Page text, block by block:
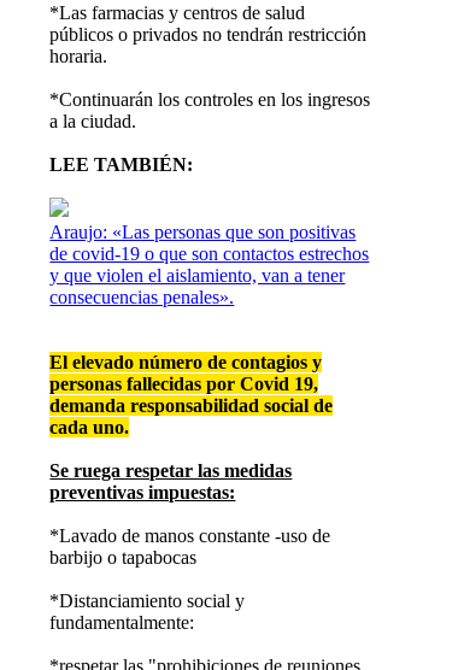
*Las farmacias y centros de salud
públicos o privados no tendrán restricción
horaria.
*Continuarán los controles en los ingresos
a la ciudad.
LEE TAMBIÉN:
Araujo: «Las personas que son positivas
de covid-19 o que son contactos estrechos
y que violen el aislamiento, van a tener
consecuencias penales».
El elevado número de contagios y
personas fallecidas por Covid 19,
demanda responsabilidad social de
cada uno.
Se ruega respetar las medidas
preventivas impuestas:
*Lavado de manos constante -uso de
barbijo o tapabocas
*Distanciamiento social y
fundamentalmente: